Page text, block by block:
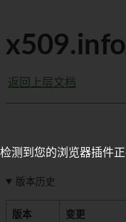
返回上层文档
版本历史
版本 变更
检测到您的浏览器插件